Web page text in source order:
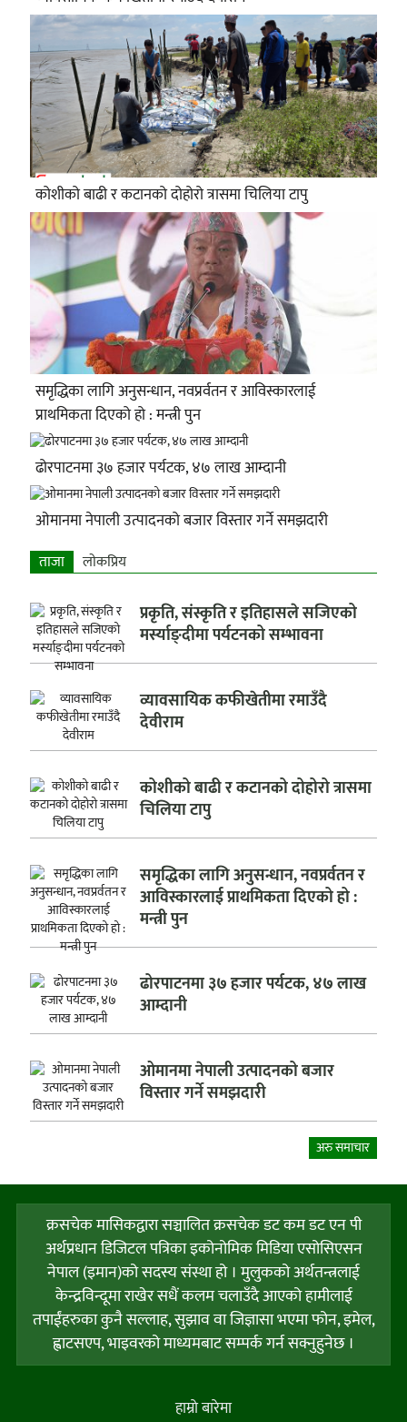
कोशीको बाढी र कटानको दोहोरो त्रासमा चिलिया टापु
समृद्धिका लागि अनुसन्धान, नवप्रर्वतन र आविस्कारलाई
प्राथमिकता दिएको हो : मन्त्री पुन
ढोरपाटनमा ३७ हजार पर्यटक, ४७ लाख आम्दानी
ओमानमा नेपाली उत्पादनको बजार विस्तार गर्ने समझदारी
ताजा लाेकप्रिय
प्रकृति, संस्कृति र इतिहासले सजिएको
मर्स्याङ्दीमा पर्यटनको सम्भावना
व्यावसायिक कफीखेतीमा रमाउँदै
देवीराम
कोशीको बाढी र कटानको दोहोरो त्रासमा
चिलिया टापु
समृद्धिका लागि अनुसन्धान, नवप्रर्वतन र
आविस्कारलाई प्राथमिकता दिएको हो :
मन्त्री पुन
ढोरपाटनमा ३७ हजार पर्यटक, ४७ लाख
आम्दानी
ओमानमा नेपाली उत्पादनको बजार
विस्तार गर्ने समझदारी
अरु समाचार
क्रसचेक मासिकद्वारा सञ्चालित क्रसचेक डट कम डट एन पी
अर्थप्रधान डिजिटल पत्रिका इकोनोमिक मिडिया एसोसिएसन
नेपाल (इमान)को सदस्य संस्था हो । मुलुकको अर्थतन्त्रलाई
केन्द्रविन्दूमा राखेर सधैं कलम चलाउँदै आएको हामीलाई
तपाईंहरुका कुनै सल्लाह, सुझाव वा जिज्ञासा भएमा फोन, इमेल,
ह्वाटसएप, भाइवरको माध्यमबाट सम्पर्क गर्न सक्नुहुनेछ ।
हाम्राे बारेमा